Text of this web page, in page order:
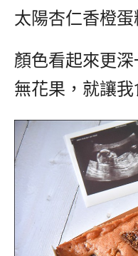
太陽杏仁香橙蛋
顏色看起來更
無花果，就讓